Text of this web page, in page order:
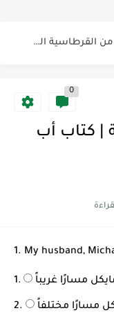
أهمية تعلم قواعد اللغة الإنجليزية | مكونات الجملة في اللغة...
شرح قسم القراءة لكل وحدات الكتاب Super Goal 3 -...
0
| كتاب أب
1. My husband,
مسارًا غريباً
مسارًا مختلفاً